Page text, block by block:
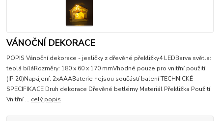
VÁNOČNÍ DEKORACE
POPIS Vánoční dekorace - jesličky z dřevěné překližky4 LEDBarva světla:
teplá bíláRozměry: 180 x 60 x 170 mmVhodné pouze pro vnitřní použití
(IP 20)Napájení: 2xAAABaterie nejsou součástí balení TECHNICKÉ
SPECIFIKACE Druh dekorace Dřevěné betlémy Materiál Překližka Použití
Vnitřní ... celý popis